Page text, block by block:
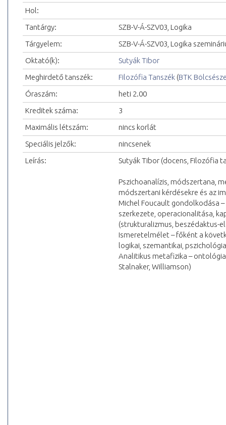
Hol:
Tantárgy:
SZB-V-Á-SZV03, Logika
Tárgyelem:
SZB-V-Á-SZV03, Logika
Oktató(k):
Sutyák Tibor
Meghirdető tanszék:
Filozófia Tanszék (BTK
Óraszám:
heti 2.00
Kreditek száma:
3
Maximális létszám:
nincs korlát
Speciális jelzők:
nincsenek
Leírás:
Sutyák Tibor (docens, Filozófia
Pszichoanalízis, módszertana,
módszertani kérdésekre és az
Michel Foucault gondolkodása
szerkezete, operacionalitása,
(strukturalizmus, beszédaktus-
Ismeretelmélet – főként a
logikai, szemantikai,
Analitikus metafizika –
Stalnaker, Williamson)